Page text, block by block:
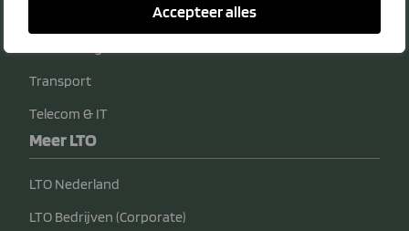
Accepteer alles
Transport
Telecom & IT
Meer LTO
LTO Nederland
LTO Bedrijven (Corporate)